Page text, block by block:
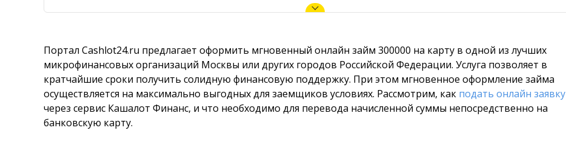
Портал Cashlot24.ru предлагает оформить мгновенный онлайн займ 300000 на карту в одной из лучших
микрофинансовых организаций Москвы или других городов Российской Федерации. Услуга позволяет в
кратчайшие сроки получить солидную финансовую поддержку. При этом мгновенное оформление займа
осуществляется на максимально выгодных для заемщиков условиях. Рассмотрим, как подать онлайн заявку
через сервис Кашалот Финанс, и что необходимо для перевода начисленной суммы непосредственно на
банковскую карту.